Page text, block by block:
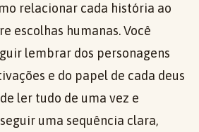
relacionar cada história ao
escolhas humanas. Você
lembrar dos personagens
e do papel de cada deus
ler tudo de uma vez e
uma sequência clara,